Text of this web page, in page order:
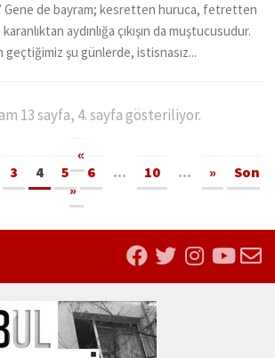
Gene de bayram; kesretten huruca, fetretten
aydınlığa çıkışın da muştucusudur.
geçtiğimiz şu günlerde, istisnasız...
13 sayfa, 4. sayfa gösteriliyor.
«
3 4 5 6 ... 10 ... »
Son
»